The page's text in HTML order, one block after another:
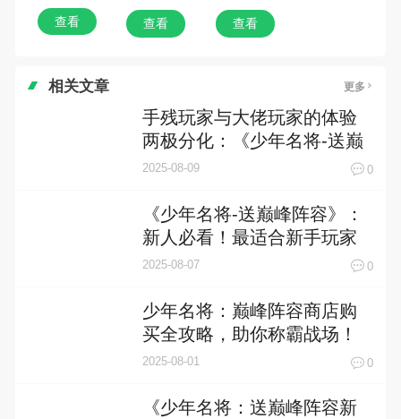
查看 查看 查看
相关文章 更多
手残玩家与大佬玩家的体验
两极分化：《少年名将-送巅
峰阵容》的真实体验剖析
2025-08-09 0
《少年名将-送巅峰阵容》：
新人必看！最适合新手玩家
的角色推荐与养成攻略
2025-08-07 0
少年名将：巅峰阵容商店购
买全攻略，助你称霸战场！
2025-08-01 0
《少年名将：送巅峰阵容新